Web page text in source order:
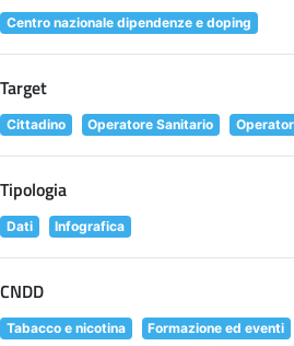
Centro nazionale dipendenze e doping
Target
Cittadino Operatore Sanitario
Tipologia
Dati Infografica
CNDD
Tabacco e nicotina
Formazione ed eventi